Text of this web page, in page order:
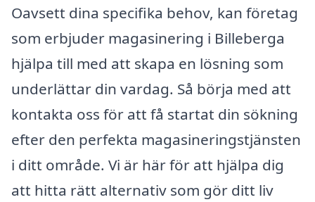
Oavsett dina specifika behov, kan företag
som erbjuder magasinering i Billeberga
hjälpa till med att skapa en lösning som
underlättar din vardag. Så börja med att
kontakta oss för att få startat din sökning
efter den perfekta magasineringstjänsten
i ditt område. Vi är här för att hjälpa dig
att hitta rätt alternativ som gör ditt liv